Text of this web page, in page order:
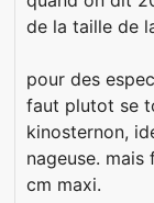
de la taille de
pour des
faut plutot se
kinosternon,
nageuse. mais
cm maxi.